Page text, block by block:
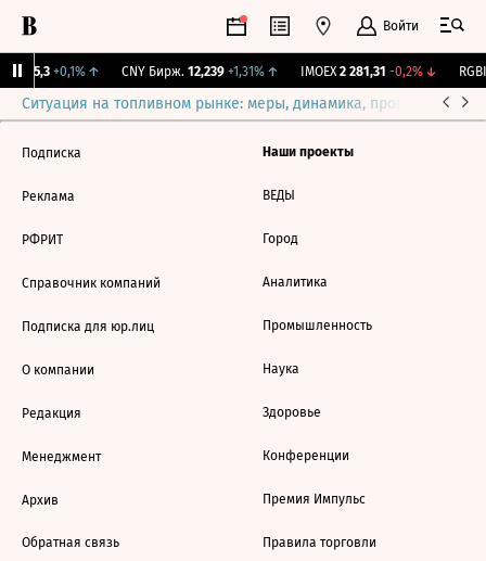
Войти
115,3 +0,1%↑ CNY Бирж. 12,239 +1,31%↑ IMOEX 2 281,31 -0,2%↓
Ситуация на топливном рынке: меры, динамика, прогнозы
Подписка
Реклама
РФРИТ
Справочник компаний
Подписка для юр.лиц
О компании
Редакция
Менеджмент
Архив
Обратная связь
Наши проекты
ВЕДЫ
Город
Аналитика
Промышленность
Наука
Здоровье
Конференции
Премия Импульс
Правила торговли